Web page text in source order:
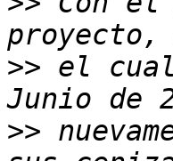
>> el
>>